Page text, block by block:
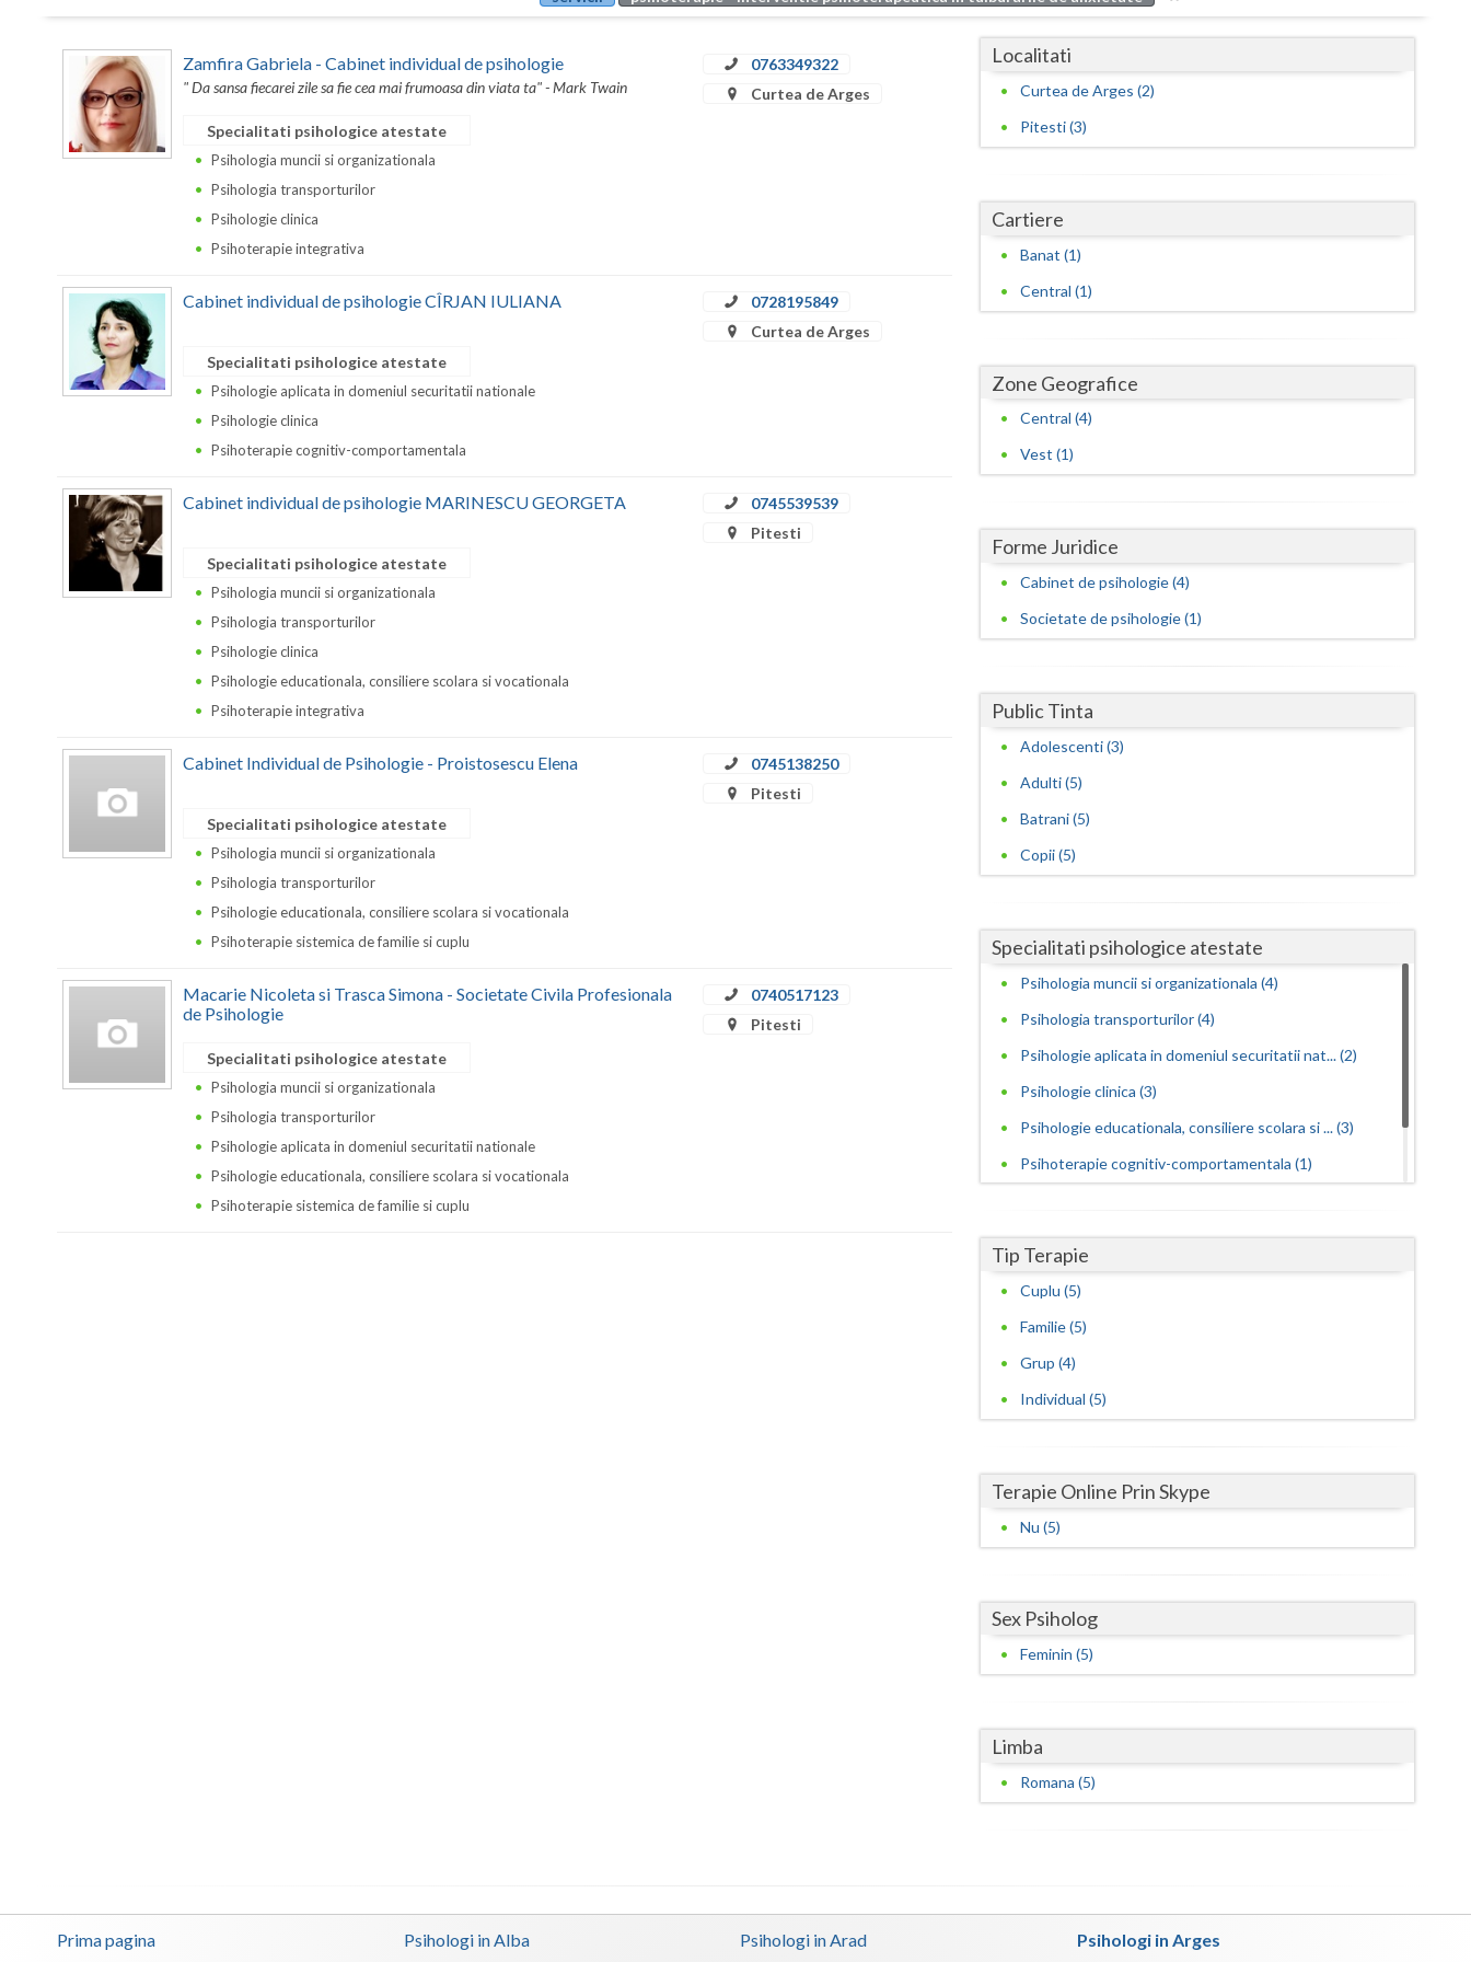
Buzau
Caras-Severin
Cluj
Galati
Ialomita
Iasi
Prahova
Salaj
Satu-Mare
Sibiu
Tulcea
Zamfira Gabriela - Cabinet individual de psihologie
" Da sansa fiecarei zile sa fie cea mai frumoasa din viata ta" - Mark Twain
0763349322
Curtea de Arges
Specialitati psihologice atestate
Psihologia muncii si organizationala
Psihologia transporturilor
Psihologie clinica
Psihoterapie integrativa
Cabinet individual de psihologie CÎRJAN IULIANA
0728195849
Curtea de Arges
Specialitati psihologice atestate
Psihologie aplicata in domeniul securitatii nationale
Psihologie clinica
Psihoterapie cognitiv-comportamentala
Cabinet individual de psihologie MARINESCU GEORGETA
0745539539
Pitesti
Specialitati psihologice atestate
Psihologia muncii si organizationala
Psihologia transporturilor
Psihologie clinica
Psihologie educationala, consiliere scolara si vocationala
Psihoterapie integrativa
Cabinet Individual de Psihologie - Proistosescu Elena
0745138250
Pitesti
Specialitati psihologice atestate
Psihologia muncii si organizationala
Psihologia transporturilor
Psihologie educationala, consiliere scolara si vocationala
Psihoterapie sistemica de familie si cuplu
Macarie Nicoleta si Trasca Simona - Societate Civila Profesionala
de Psihologie
0740517123
Pitesti
Specialitati psihologice atestate
Psihologia muncii si organizationala
Psihologia transporturilor
Psihologie aplicata in domeniul securitatii nationale
Psihologie educationala, consiliere scolara si vocationala
Psihoterapie sistemica de familie si cuplu
Localitati
Curtea de Arges (2)
Pitesti (3)
Cartiere
Banat (1)
Central (1)
Zone Geografice
Central (4)
Vest (1)
Forme Juridice
Cabinet de psihologie (4)
Societate de psihologie (1)
Public Tinta
Adolescenti (3)
Adulti (5)
Batrani (5)
Copii (5)
Specialitati psihologice atestate
Psihologia muncii si organizationala (4)
Psihologia transporturilor (4)
Psihologie aplicata in domeniul securitatii nat... (2)
Psihologie clinica (3)
Psihologie educationala, consiliere scolara si ... (3)
Psihoterapie cognitiv-comportamentala (1)
Psihoterapie sistemica de familie si cuplu (2)
Tip Terapie
Cuplu (5)
Familie (5)
Grup (4)
Individual (5)
Terapie Online Prin Skype
Nu (5)
Sex Psiholog
Feminin (5)
Limba
Romana (5)
Prima pagina Psihologi in Alba Psihologi in Arad Psihologi in Arges